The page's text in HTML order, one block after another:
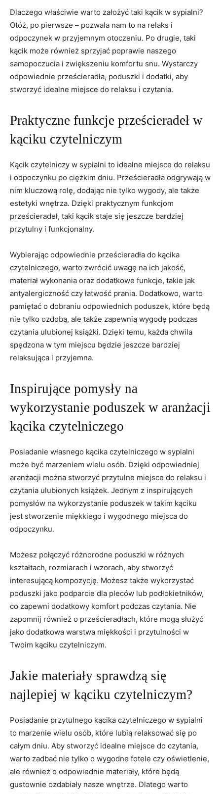
Dlaczego właściwie warto założyć‌ taki kącik w sypialni?⁤
Otóż, po pierwsze – pozwala nam to na relaks i
odpoczynek w przyjemnym otoczeniu. Po drugie, taki
kącik ​może również sprzyjać poprawie naszego
samopoczucia i‌ zwiększeniu komfortu snu.⁣ Wystarczy
odpowiednie prześcieradła, poduszki i ⁤dodatki, aby
stworzyć idealne‌ miejsce do relaksu i czytania.
Praktyczne funkcje prześcieradeł w
kąciku czytelniczym
Kącik czytelniczy w sypialni to idealne miejsce do relaksu
i​ odpoczynku po ciężkim dniu. Prześcieradła odgrywają ​w
nim kluczową rolę, dodając nie tylko wygody, ale także
estetyki wnętrza.‌ Dzięki praktycznym funkcjom
prześcieradeł, taki kącik staje się jeszcze bardziej
przytulny i funkcjonalny.
Wybierając odpowiednie prześcieradła⁢ do kącika
czytelniczego, warto zwrócić uwagę ⁤na ich jakość,
⁢materiał wykonania oraz dodatkowe funkcje, takie ‍jak
antyalergiczność czy łatwość prania. Dodatkowo, warto
pamiętać o dobraniu odpowiednich poduszek, które będą
nie tylko ozdobą, ale także zapewnią wygodę podczas
czytania ‌ulubionej książki. Dzięki temu, każda chwila
spędzona ​w tym miejscu będzie jeszcze ⁢bardziej
relaksująca i przyjemna.
Inspirujące pomysły na
wykorzystanie poduszek w aranżacji
kącika czytelniczego
Posiadanie własnego kącika czytelniczego w sypialni
może być marzeniem wielu osób. Dzięki odpowiedniej
aranżacji można stworzyć przytulne miejsce do relaksu i
czytania ulubionych książek. Jednym z inspirujących
pomysłów na wykorzystanie poduszek ⁢w takim kąciku
jest stworzenie miękkiego i wygodnego miejsca do
odpoczynku.
Możesz połączyć różnorodne poduszki w różnych
kształtach, rozmiarach i wzorach,⁣ aby stworzyć
interesującą kompozycję. Możesz także wykorzystać
poduszki jako podparcie dla pleców lub podłokietników,
co​ zapewni dodatkowy komfort podczas czytania. Nie ​
zapomnij również o prześcieradłach, które mogą służyć ​
jako dodatkowa⁤ warstwa miękkości i ‍przytulności w
Twoim kąciku czytelniczym.
Jakie materiały ​sprawdzą się
najlepiej w kąciku ⁣czytelniczym?
Posiadanie przytulnego kącika czytelniczego w sypialni
to ‍marzenie wielu osób, które⁢ lubią relaksować się po
całym dniu.⁢ Aby stworzyć​ idealne miejsce do czytania,
warto zadbać nie tylko o wygodne fotele‌ czy oświetlenie,
ale⁣ również o odpowiednie materiały, które będą⁣
gustownie ​ozdabiały​ nasze wnętrze. Dlatego warto